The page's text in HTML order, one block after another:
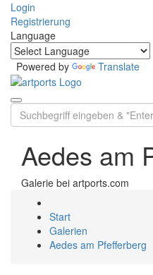
Login
Registrierung
Language
Powered by Translate
Aedes am
Galerie bei artports.com
Start
Galerien
Aedes am Pfefferberg